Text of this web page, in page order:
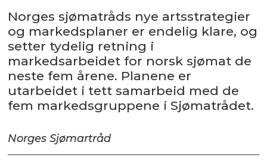
Norges sjømatråds nye artsstrategier
og markedsplaner er endelig klare, og
setter tydelig retning i
markedsarbeidet for norsk sjømat de
neste fem årene. Planene er
utarbeidet i tett samarbeid med de
fem markedsgruppene i Sjømatrådet.
Norges Sjømartråd